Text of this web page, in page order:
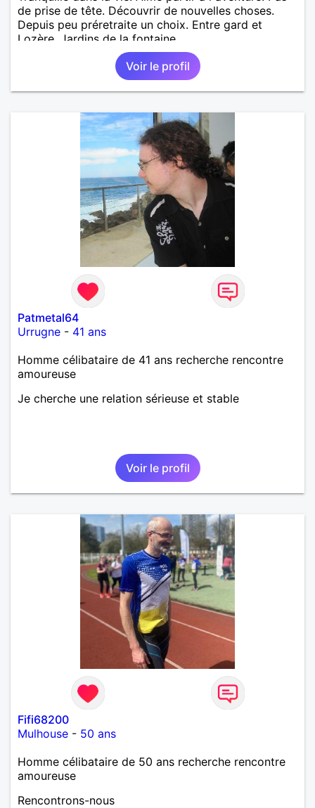
de prise de tête. Découvrir de nouvelles choses.
Depuis peu préretraite un choix. Entre gard et
Lozère. Jardins de la fontaine
Voir le profil
Patmetal64
Urrugne - 41 ans
Homme célibataire de 41 ans recherche rencontre
amoureuse
Je cherche une relation sérieuse et stable
Voir le profil
Fifi68200
Mulhouse - 50 ans
Homme célibataire de 50 ans recherche rencontre
amoureuse
Rencontrons-nous